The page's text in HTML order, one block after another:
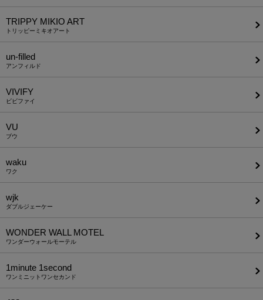
TRIPPY MIKIO ART
トリッピーミキオアート
un-filled
アンフィルド
VIVIFY
ビビファイ
VU
ブウ
waku
ワク
wjk
ダブルジェーケー
WONDER WALL MOTEL
ワンダーウォールモーテル
1minute​ 1second
ワンミニットワンセカンド